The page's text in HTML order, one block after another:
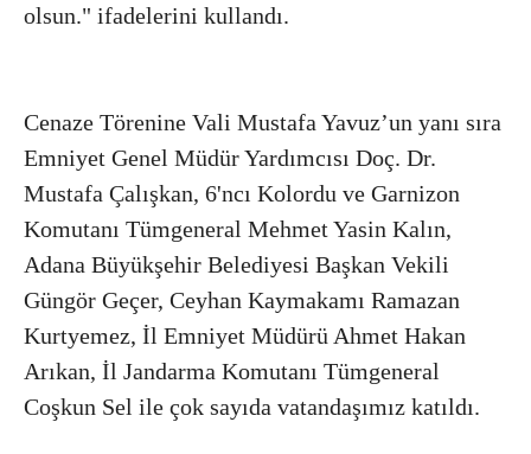
olsun." ifadelerini kullandı.
Cenaze Törenine Vali Mustafa Yavuz’un yanı sıra
Emniyet Genel Müdür Yardımcısı Doç. Dr.
Mustafa Çalışkan, 6'ncı Kolordu ve Garnizon
Komutanı Tümgeneral Mehmet Yasin Kalın,
Adana Büyükşehir Belediyesi Başkan Vekili
Güngör Geçer, Ceyhan Kaymakamı Ramazan
Kurtyemez, İl Emniyet Müdürü Ahmet Hakan
Arıkan, İl Jandarma Komutanı Tümgeneral
Coşkun Sel ile çok sayıda vatandaşımız katıldı.